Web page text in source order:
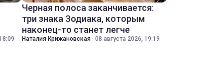
Черная полоса заканчивается:
три знака Зодиака, которым
наконец-то станет легче
Наталия Крижановская · 08 августа 2026, 19:19